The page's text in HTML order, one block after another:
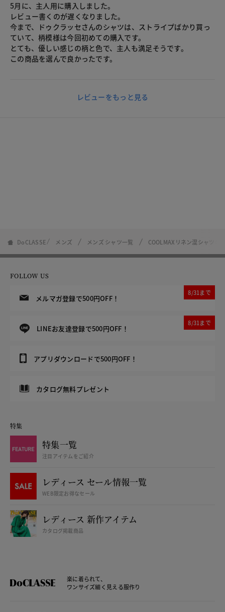
5月に、主人用に購入しました。
レビュー書くのが遅くなりました。
今まで、ドゥクラッセさんのシャツは、ストライプばかり買っ
ていて、柄模様は今回初めての購入です。
とても、優しい感じの柄と色で、主人も満足そうです。
この商品を選んで良かったです。
レビューをもっと見る
DoCLASSE メンズ メンズ シャツ一覧 COOLMAXリネン混シャツ半
FOLLOW US
メルマガ登録で500円OFF！
8/31まで
LINEお友達登録で500円OFF！
8/31まで
アプリダウンロードで500円OFF！
カタログ無料プレゼント
特集
特集一覧
注目アイテムをご紹介
レディース セール情報一覧
WEB限定お得なセール
レディース 新作アイテム
カタログ掲載商品
楽に着られて、
ワンサイズ細く見える服作り